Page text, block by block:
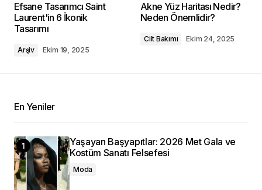
Efsane Tasarımcı Saint
Laurent'in 6 İkonik
Tasarımı
Arşiv Ekim 19, 2025
Akne Yüz Haritası Nedir?
Neden Önemlidir?
Cilt Bakımı Ekim 24, 2025
En Yeniler
Yaşayan Başyapıtlar: 2026 Met Gala ve
Kostüm Sanatı Felsefesi
Moda